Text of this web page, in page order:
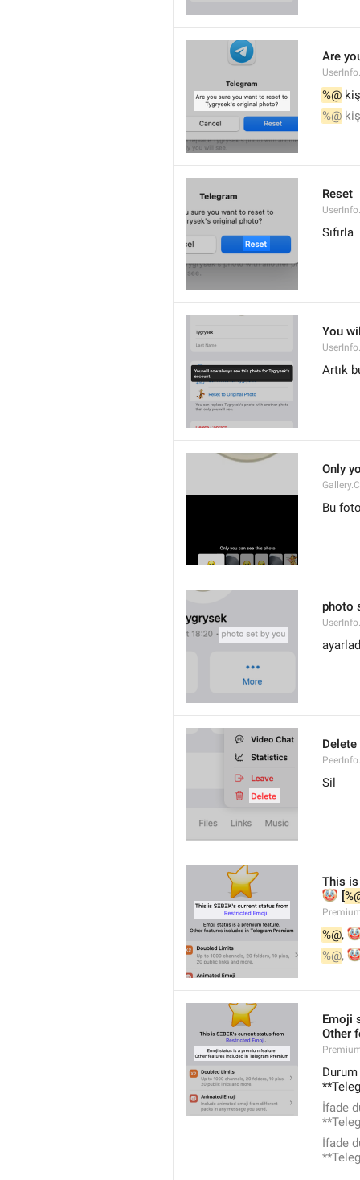
Are
%@
%@
Reset
Sıfırla
You
Artık
Only
Bu
photo
Delete
Sil
This
🤡
[
%@,
%@,
Emoji
Other
İfade
İfade